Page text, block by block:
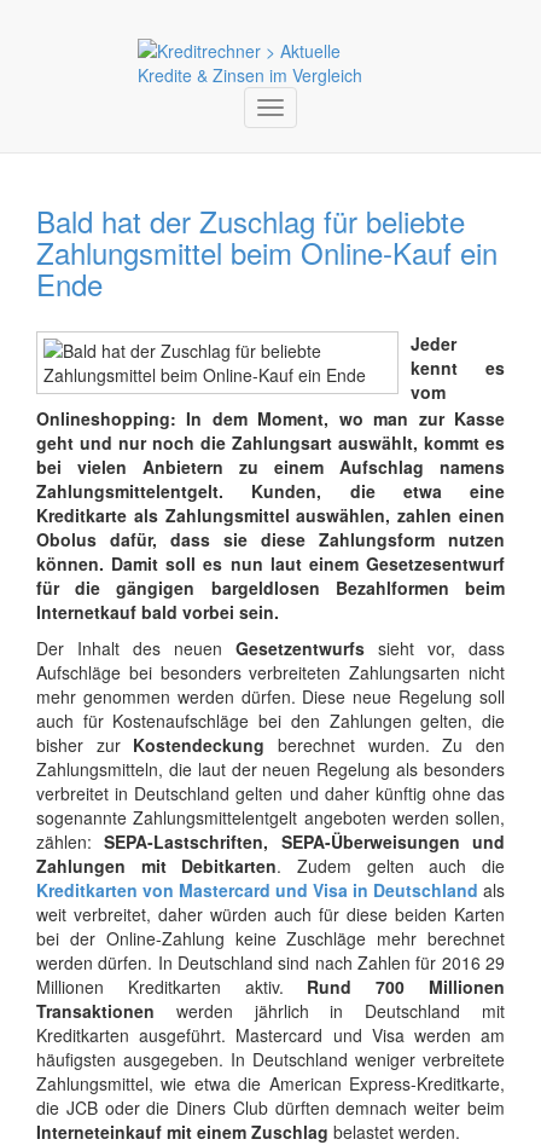
Toggle
navigation
Bald hat der Zuschlag für beliebte
Zahlungsmittel beim Online-Kauf ein
Ende
Jeder
kennt es
vom
Onlineshopping: In dem Moment, wo man zur Kasse
geht und nur noch die Zahlungsart auswählt, kommt es
bei vielen Anbietern zu einem Aufschlag namens
Zahlungsmittelentgelt. Kunden, die etwa eine
Kreditkarte als Zahlungsmittel auswählen, zahlen einen
Obolus dafür, dass sie diese Zahlungsform nutzen
können. Damit soll es nun laut einem Gesetzesentwurf
für die gängigen bargeldlosen Bezahlformen beim
Internetkauf bald vorbei sein.
Der Inhalt des neuen Gesetzentwurfs sieht vor, dass
Aufschläge bei besonders verbreiteten Zahlungsarten nicht
mehr genommen werden dürfen. Diese neue Regelung soll
auch für Kostenaufschläge bei den Zahlungen gelten, die
bisher zur Kostendeckung berechnet wurden. Zu den
Zahlungsmitteln, die laut der neuen Regelung als besonders
verbreitet in Deutschland gelten und daher künftig ohne das
sogenannte Zahlungsmittelentgelt angeboten werden sollen,
zählen:SEPA-Lastschriften, SEPA-Überweisungen und
Zahlungen mit Debitkarten. Zudem gelten auch die
Kreditkarten von Mastercard und Visa in Deutschland als
weit verbreitet, daher würden auch für diese beiden Karten
bei der Online-Zahlung keine Zuschläge mehr berechnet
werden dürfen. In Deutschland sind nach Zahlen für 2016 29
Millionen Kreditkarten aktiv. Rund 700 Millionen
Transaktionen werden jährlich in Deutschland mit
Kreditkarten ausgeführt. Mastercard und Visa werden am
häufigsten ausgegeben. In Deutschland weniger verbreitete
Zahlungsmittel, wie etwa die American Express-Kreditkarte,
die JCB oder die Diners Club dürften demnach weiter beim
Interneteinkauf mit einem Zuschlag belastet werden.